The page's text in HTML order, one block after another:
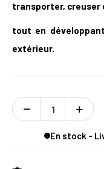
transporter, creuser
tout en
extérieur.
En stock -